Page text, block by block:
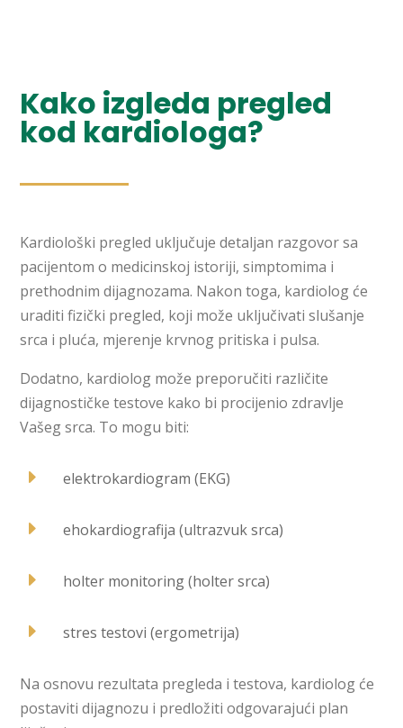
Kako izgleda pregled
kod kardiologa?
Kardiološki pregled uključuje detaljan razgovor sa
pacijentom o medicinskoj istoriji, simptomima i
prethodnim dijagnozama. Nakon toga, kardiolog će
uraditi fizički pregled, koji može uključivati slušanje
srca i pluća, mjerenje krvnog pritiska i pulsa.
Dodatno, kardiolog može preporučiti različite
dijagnostičke testove kako bi procijenio zdravlje
Vašeg srca. To mogu biti:
E elektrokardiogram (EKG)
E ehokardiografija (ultrazvuk srca)
E holter monitoring (holter srca)
E stres testovi (ergometrija)
Na osnovu rezultata pregleda i testova, kardiolog će
postaviti dijagnozu i predložiti odgovarajući plan